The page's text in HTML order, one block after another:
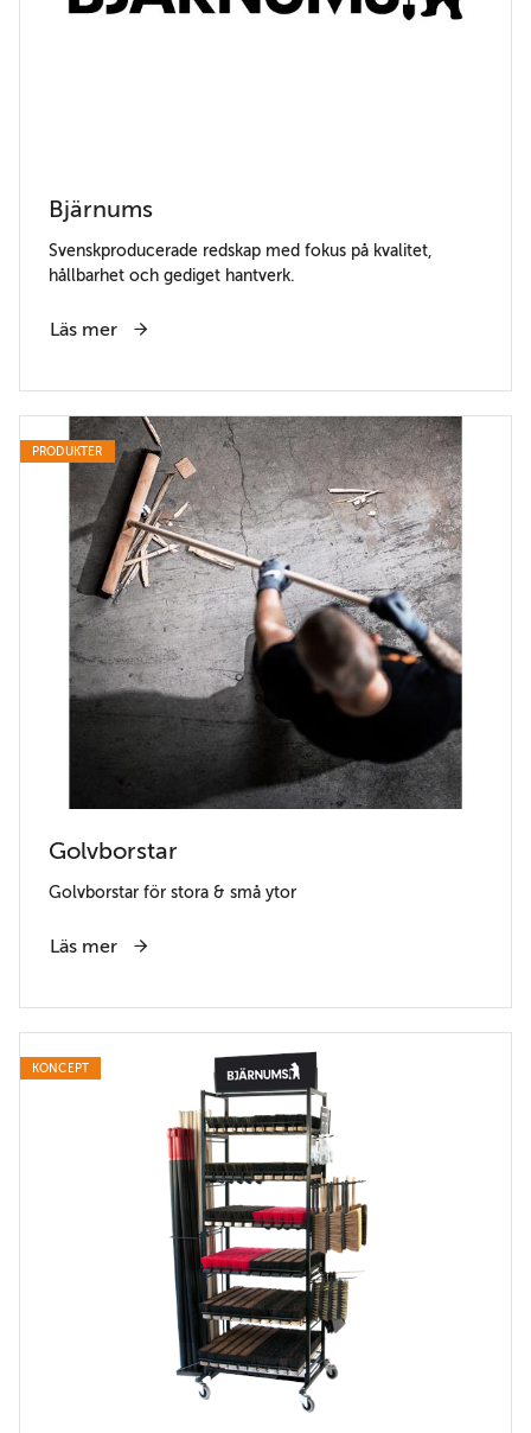
Bjärnums
Svenskproducerade redskap med fokus på kvalitet,
hållbarhet och gediget hantverk.
Läs mer
PRODUKTER
Golvborstar
Golvborstar för stora & små ytor
Läs mer
KONCEPT